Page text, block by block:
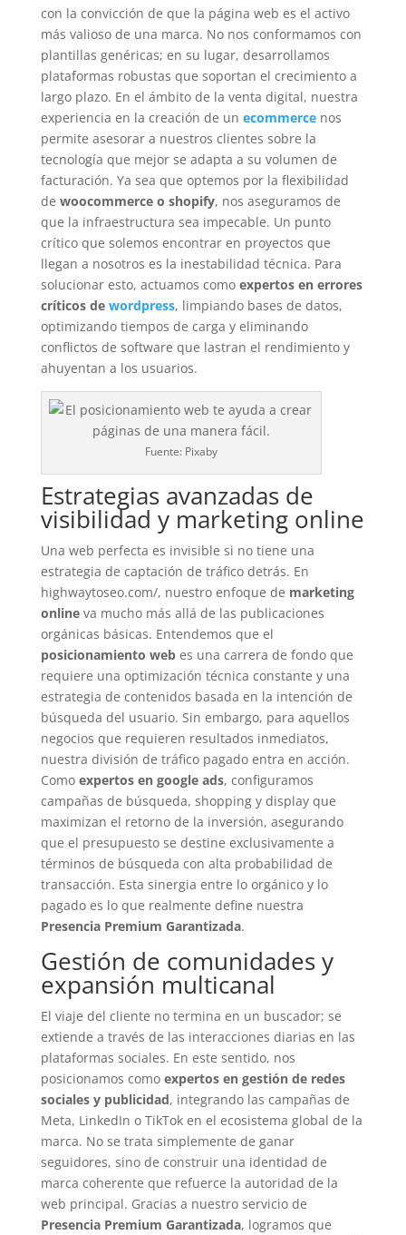
con la convicción de que la página web es el activo
más valioso de una marca. No nos conformamos con
plantillas genéricas; en su lugar, desarrollamos
plataformas robustas que soportan el crecimiento a
largo plazo. En el ámbito de la venta digital, nuestra
experiencia en la creación de un ecommercenos
permite asesorar a nuestros clientes sobre la
tecnología que mejor se adapta a su volumen de
facturación. Ya sea que optemos por la flexibilidad
de woocommerce o shopify, nos aseguramos de
que la infraestructura sea impecable. Un punto
crítico que solemos encontrar en proyectos que
llegan a nosotros es la inestabilidad técnica. Para
solucionar esto, actuamos como expertos en errores
críticos de wordpress, limpiando bases de datos,
optimizando tiempos de carga y eliminando
conflictos de software que lastran el rendimiento y
ahuyentan a los usuarios.
Fuente: Pixaby
Estrategias avanzadas de
visibilidad y marketing online
Una web perfecta es invisible si no tiene una
estrategia de captación de tráfico detrás. En
highwaytoseo.com/, nuestro enfoque de marketing
onlineva mucho más allá de las publicaciones
orgánicas básicas. Entendemos que el
posicionamiento webes una carrera de fondo que
requiere una optimización técnica constante y una
estrategia de contenidos basada en la intención de
búsqueda del usuario. Sin embargo, para aquellos
negocios que requieren resultados inmediatos,
nuestra división de tráfico pagado entra en acción.
Como expertos en google ads, configuramos
campañas de búsqueda, shopping y display que
maximizan el retorno de la inversión, asegurando
que el presupuesto se destine exclusivamente a
términos de búsqueda con alta probabilidad de
transacción. Esta sinergia entre lo orgánico y lo
pagado es lo que realmente define nuestra
Presencia Premium Garantizada.
Gestión de comunidades y
expansión multicanal
El viaje del cliente no termina en un buscador; se
extiende a través de las interacciones diarias en las
plataformas sociales. En este sentido, nos
posicionamos como expertos en gestión de redes
sociales y publicidad, integrando las campañas de
Meta, LinkedIn o TikTok en el ecosistema global de la
marca. No se trata simplemente de ganar
seguidores, sino de construir una identidad de
marca coherente que refuerce la autoridad de la
web principal. Gracias a nuestro servicio de
Presencia Premium Garantizada, logramos que